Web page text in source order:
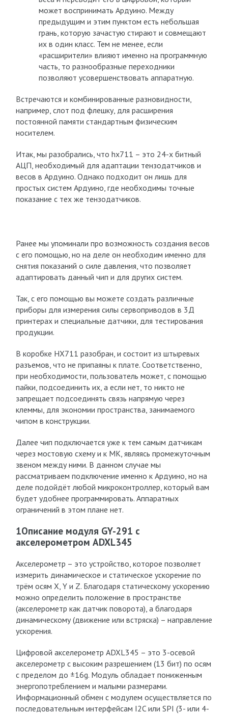
может воспринимать Ардуино. Между
предыдущим и этим пунктом есть небольшая
грань, которую зачастую стирают и совмещают
их в один класс. Тем не менее, если
«расширители» влияют именно на программную
часть, то разнообразные переходники
позволяют усовершенствовать аппаратную.
Встречаются и комбинированные разновидности,
например, слот под флешку, для расширения
постоянной памяти стандартным физическим
носителем.
Итак, мы разобрались, что hx711 – это 24-х битный
АЦП, необходимый для адаптации тензодатчиков и
весов в Ардуино. Однако подходит он лишь для
простых систем Ардуино, где необходимы точные
показание с тех же тензодатчиков.
Ранее мы упоминали про возможность создания весов
с его помощью, но на деле он необходим именно для
снятия показаний о силе давления, что позволяет
адаптировать данный чип и для других систем.
Так, с его помощью вы можете создать различные
приборы для измерения силы сервоприводов в 3Д
принтерах и специальные датчики, для тестирования
продукции.
В коробке HX711 разобран, и состоит из штыревых
разъемов, что не припаяны к плате. Соответственно,
при необходимости, пользователь может, с помощью
пайки, подсоединить их, а если нет, то никто не
запрещает подсоединять связь напрямую через
клеммы, для экономии пространства, занимаемого
чипом в конструкции.
Далее чип подключается уже к тем самым датчикам
через мостовую схему и к МК, являясь промежуточным
звеном между ними. В данном случае мы
рассматриваем подключение именно к Ардуино, но на
деле подойдёт любой микроконтроллер, который вам
будет удобнее программировать. Аппаратных
ограничений в этом плане нет.
1Описание модуля GY-291 с
акселерометром ADXL345
Акселерометр – это устройство, которое позволяет
измерить динамическое и статическое ускорение по
трём осям X, Y и Z. Благодаря статическому ускорению
можно определить положение в пространстве
(акселерометр как датчик поворота), а благодаря
динамическому (движение или встряска) – направление
ускорения.
Цифровой акселерометр ADXL345 – это 3-осевой
акселерометр с высоким разрешением (13 бит) по осям
с пределом до ±16g. Модуль обладает пониженным
энергопотреблением и малыми размерами.
Информационный обмен с модулем осуществляется по
последовательным интерфейсам I2C или SPI (3- или 4-